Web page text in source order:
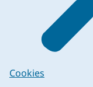
Cookies